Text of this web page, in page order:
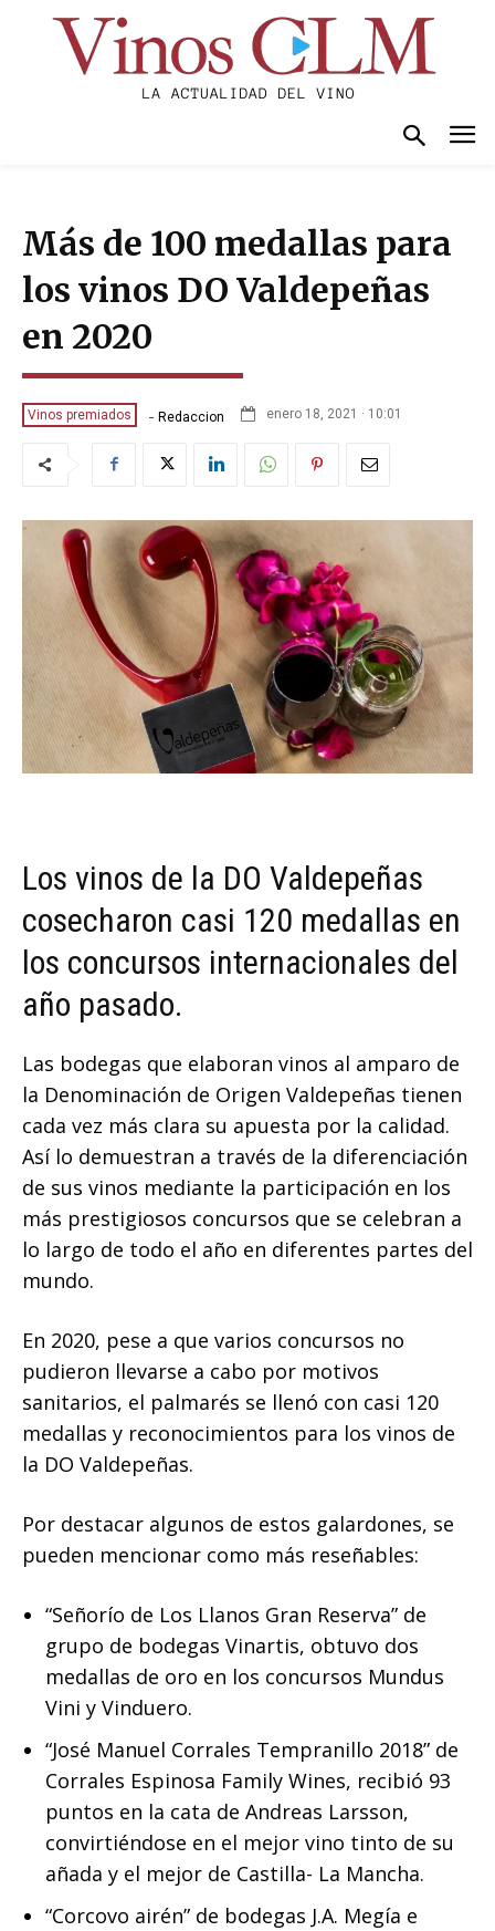
Más de 100 medallas para
los vinos DO Valdepeñas
en 2020
Vinos premiados - Redaccion enero 18, 2021 · 10:01
Los vinos de la DO Valdepeñas
cosecharon casi 120 medallas en
los concursos internacionales del
año pasado.
Las bodegas que elaboran vinos al amparo de
la Denominación de Origen Valdepeñas tienen
cada vez más clara su apuesta por la calidad.
Así lo demuestran a través de la diferenciación
de sus vinos mediante la participación en los
más prestigiosos concursos que se celebran a
lo largo de todo el año en diferentes partes del
mundo.
En 2020, pese a que varios concursos no
pudieron llevarse a cabo por motivos
sanitarios, el palmarés se llenó con casi 120
medallas y reconocimientos para los vinos de
la DO Valdepeñas.
Por destacar algunos de estos galardones, se
pueden mencionar como más reseñables:
“Señorío de Los Llanos Gran Reserva” de
grupo de bodegas Vinartis, obtuvo dos
medallas de oro en los concursos Mundus
Vini y Vinduero.
“José Manuel Corrales Tempranillo 2018” de
Corrales Espinosa Family Wines, recibió 93
puntos en la cata de Andreas Larsson,
convirtiéndose en el mejor vino tinto de su
añada y el mejor de Castilla- La Mancha.
“Corcovo airén” de bodegas J.A. Megía e